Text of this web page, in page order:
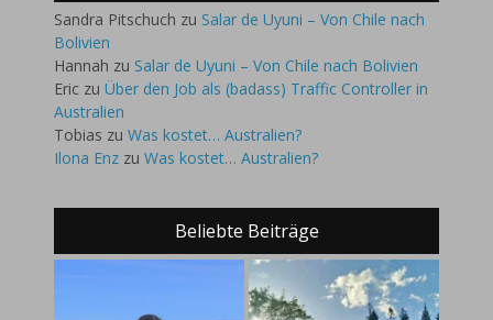
Sandra Pitschuch zu Salar de Uyuni – Von Chile nach
Bolivien
Hannah zu Salar de Uyuni – Von Chile nach Bolivien
Eric zu Über den Job als (badass) Traffic Controller in
Australien
Tobias zu Was kostet… Australien?
Ilona Enz zu Was kostet… Australien?
Beliebte Beiträge